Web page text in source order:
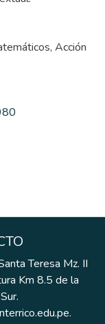
, Acción
Teresa Mz. II
Km 8.5 de la